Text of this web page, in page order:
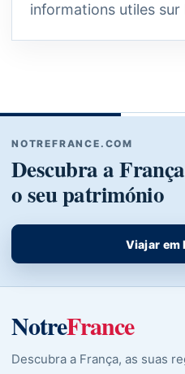
informations utiles sur
NOTREFRANCE.COM
Descubra a
o seu património
Viajar em
NotreFrance
Descubra a França, as suas